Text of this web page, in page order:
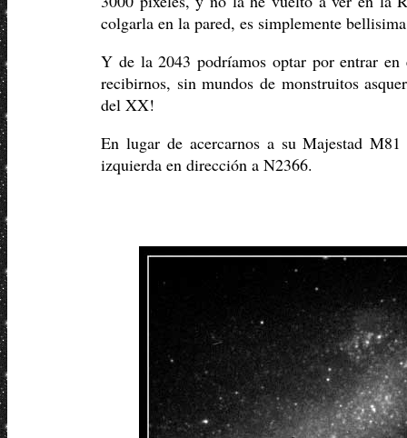
colgarla en la pared, es simplemente
Y de la 2043 podríamos optar por entrar
recibirnos, sin mundos de monstruitos
del XX!
En lugar de acercarnos a su Majestad
izquierda en dirección a N2366.